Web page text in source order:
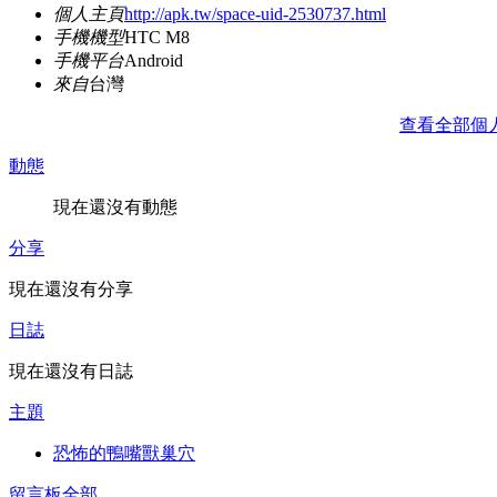
個人主頁http://apk.tw/space-uid-2530737.html
手機機型HTC M8
手機平台Android
來自台灣
查看全部個
動態
現在還沒有動態
分享
現在還沒有分享
日誌
現在還沒有日誌
主題
恐怖的鴨嘴獸巢穴